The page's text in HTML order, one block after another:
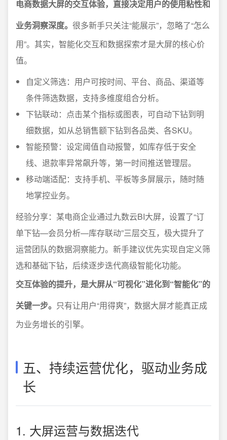
电商数据大屏的交互体验，直接决定用户的使用粘性和
业务洞察深度。 很多新手只关注“能展示”，忽略了“怎么
用”。其实，智能化交互和数据探索才是大屏的核心价
值。
自定义筛选：用户可按时间、平台、商品、渠道等
条件筛选数据，支持多维度组合分析。
下钻联动：点击某个指标或图表，可自动下钻到明
细数据，如从总销售额下钻到各品类、各SKU。
智能预警：设定阈值自动报警，如库存低于安全
线、退款率异常飙升等，第一时间推送管理层。
移动端适配：支持手机、平板等多屏展示，随时随
地掌控业务。
经验分享：某电商企业通过九数云BI大屏，设置了“订
单下钻—会员分析—库存联动”三层交互，极大提升了
运营团队的数据洞察能力。新手建议优先实现自定义筛
选和基础下钻，后续逐步迭代高级智能化功能。
交互体验的提升，是大屏从“可视化”进化到“智能化”的
关键一步。 只有让用户“用得爽”，数据大屏才能真正成
为业务增长的引擎。
五、持续运营优化，驱动业务成
长
1. 大屏运营与数据迭代